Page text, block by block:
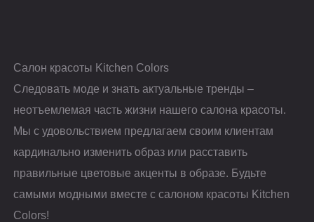
Салон красоты Kitchen Colors
Следовать моде и знать актуальные тренды –
неотъемлемая часть жизни нашего салона красоты.
Мы с удовольствием предлагаем своим клиентам
кардинально изменить образ или расставить
правильные цветовые акценты в образе. Будьте
самыми модными вместе с салоном красоты Kitchen
Colors!